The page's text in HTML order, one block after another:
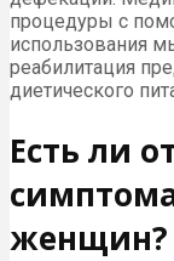
процедуры с
использования
реабилитация
диетического
Есть ли
женщин?